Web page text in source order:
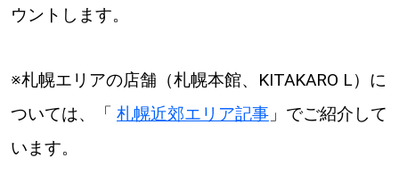
ウントします。
※札幌エリアの店舗（札幌本館、KITAKARO L）に
ついては、「 札幌近郊エリア記事」でご紹介して
います。